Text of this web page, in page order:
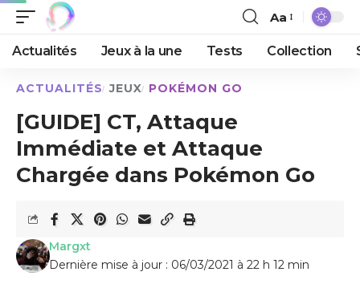
Aa
Actualités Jeux à la une Tests Collection
ACTUALITÉS JEUX POKÉMON GO
[GUIDE] CT, Attaque
Immédiate et Attaque
Chargée dans Pokémon Go
Dernière mise à jour : 06/03/2021 à 22 h 12 min
Margxt